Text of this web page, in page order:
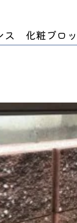
ス 化粧ブロ